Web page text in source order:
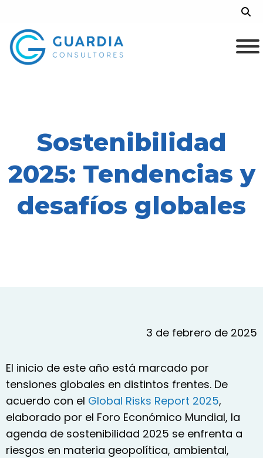
content
Sostenibilidad
2025: Tendencias y
desafíos globales
3 de febrero de 2025
El inicio de este año está marcado por
tensiones globales en distintos frentes. De
acuerdo con el Global Risks Report 2025,
elaborado por el Foro Económico Mundial, la
agenda de sostenibilidad 2025 se enfrenta a
riesgos en materia geopolítica, ambiental,